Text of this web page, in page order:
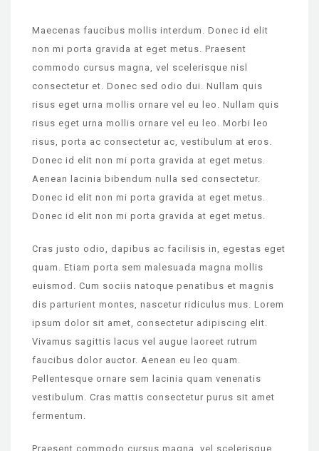
Maecenas faucibus mollis interdum. Donec id elit
non mi porta gravida at eget metus. Praesent
commodo cursus magna, vel scelerisque nisl
consectetur et. Donec sed odio dui. Nullam quis
risus eget urna mollis ornare vel eu leo. Nullam quis
risus eget urna mollis ornare vel eu leo. Morbi leo
risus, porta ac consectetur ac, vestibulum at eros.
Donec id elit non mi porta gravida at eget metus.
Aenean lacinia bibendum nulla sed consectetur.
Donec id elit non mi porta gravida at eget metus.
Donec id elit non mi porta gravida at eget metus.
Cras justo odio, dapibus ac facilisis in, egestas eget
quam. Etiam porta sem malesuada magna mollis
euismod. Cum sociis natoque penatibus et magnis
dis parturient montes, nascetur ridiculus mus. Lorem
ipsum dolor sit amet, consectetur adipiscing elit.
Vivamus sagittis lacus vel augue laoreet rutrum
faucibus dolor auctor. Aenean eu leo quam.
Pellentesque ornare sem lacinia quam venenatis
vestibulum. Cras mattis consectetur purus sit amet
fermentum.
Praesent commodo cursus magna, vel scelerisque